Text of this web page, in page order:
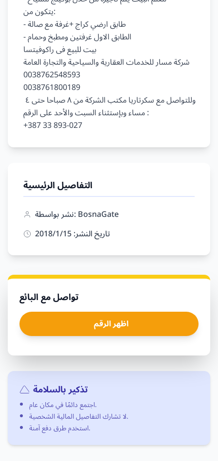
يتكون من:
- طابق ارضي كراج +غرفة مع صالة
- الطابق الاول غرفتين ومطبخ وحمام
بيت للبيع فى راكوفيتسا
شركة مسار للخدمات العقارية والسياحية والتجارة العامة
0038762548593
0038761800189
مساء وبإستثناء السبت والأحد على الرقم :
التفاصيل الرئيسية
نشر بواسطة: BosnaGate
تاريخ النشر: 15‏/1‏/2018
تواصل مع البائع
اظهر الرقم
تذكير بالسلامة
اجتمع دائمًا في مكان عام.
لا تشارك التفاصيل المالية الشخصية.
استخدم طرق دفع آمنة.